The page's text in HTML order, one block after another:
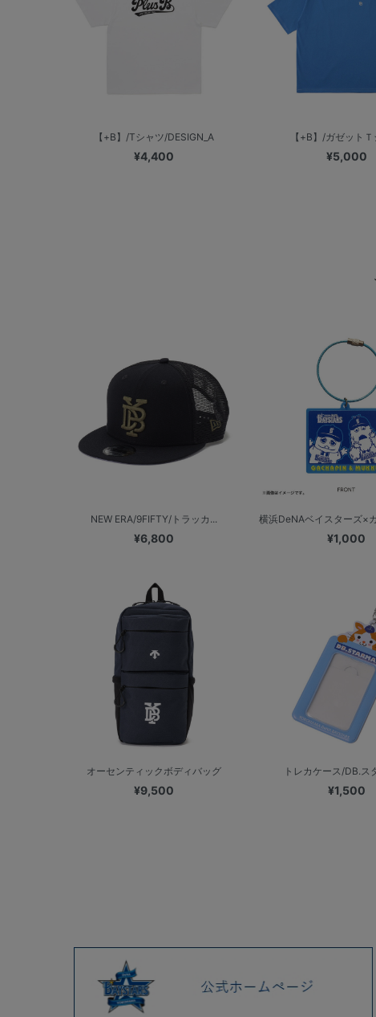
【+B】/Tシャツ/DESIGN_A
¥4,400
【+B】/ガゼット
¥5,000
NEW ERA/9FIFTY/トラッカ...
¥6,800
横浜DeNAベイスターズ×
¥1,000
オーセンティックボディバッグ
¥9,500
トレカケース/DB.ス
¥1,500